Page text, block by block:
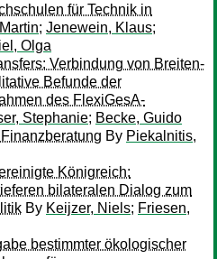
für Technik in
; Jenewein, Klaus;
Olga
Verbindung von Breiten-
Befunde der
des FlexiGesA-
Stephanie; Becke, Guido
By Piekalnitis,
Königreich:
bilateralen Dialog zum
By Keijzer, Niels; Friesen,
bestimmter ökologischer